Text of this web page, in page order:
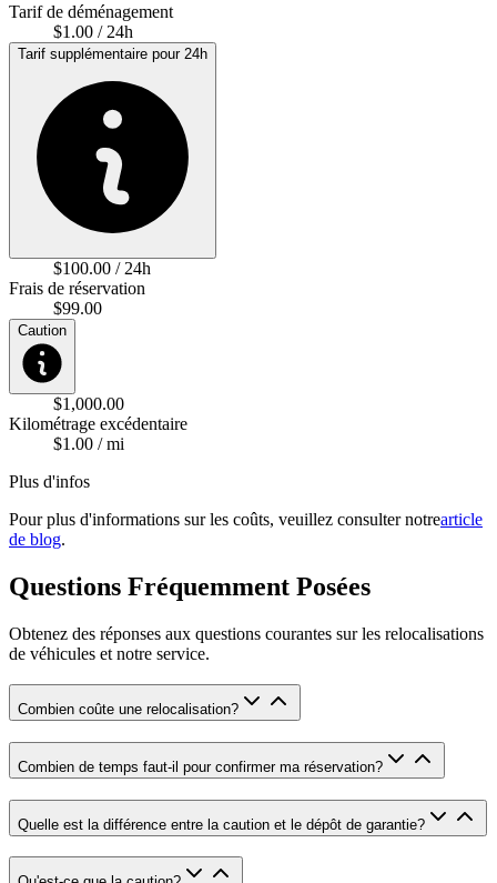
Tarif de déménagement
$1.00 / 24h
Tarif supplémentaire pour 24h
$100.00 / 24h
Frais de réservation
$99.00
Caution
$1,000.00
Kilométrage excédentaire
$1.00 / mi
Plus d'infos
Pour plus d'informations sur les coûts, veuillez consulter notrearticle
de blog.
Questions Fréquemment Posées
Obtenez des réponses aux questions courantes sur les relocalisations
de véhicules et notre service.
Combien coûte une relocalisation?
Combien de temps faut-il pour confirmer ma réservation?
Quelle est la différence entre la caution et le dépôt de garantie?